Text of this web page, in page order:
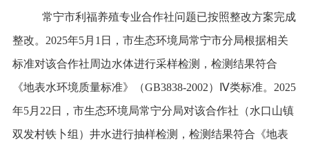
常宁市利福养殖专业合作社问题已按照整改方案完成
整改。 2025年5月 1 日，市生态环境局常宁市分局根据相关
标准对该合作社周边水体进行采样检测， 检测结果符合
《地表水环境质量标准》（GB3838-2002） Ⅳ类标准。 2025
年5月 22 日，市生态环境局常宁分局对该合作社（水口山镇
双发村铁卜组）井水进行抽样检测，检测结果符合《地表